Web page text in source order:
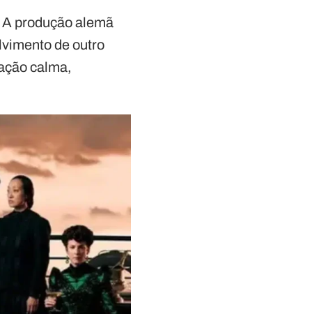
produção alemã
de outro
calma,